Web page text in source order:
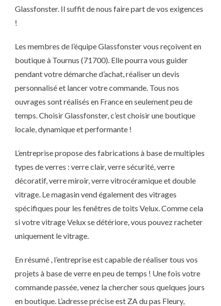
Glassfonster. Il suffit de nous faire part de vos exigences
!
Les membres de l’équipe Glassfonster vous reçoivent en
boutique à Tournus (71700). Elle pourra vous guider
pendant votre démarche d’achat, réaliser un devis
personnalisé et lancer votre commande. Tous nos
ouvrages sont réalisés en France en seulement peu de
temps. Choisir Glassfonster, c’est choisir une boutique
locale, dynamique et performante !
L’entreprise propose des fabrications à base de multiples
types de verres : verre clair, verre sécurité, verre
décoratif, verre miroir, verre vitrocéramique et double
vitrage. Le magasin vend également des vitrages
spécifiques pour les fenêtres de toits Velux. Comme cela
si votre vitrage Velux se détériore, vous pouvez racheter
uniquement le vitrage.
En résumé , l’entreprise est capable de réaliser tous vos
projets à base de verre en peu de temps ! Une fois votre
commande passée, venez la chercher sous quelques jours
en boutique. L’adresse précise est ZA du pas Fleury,